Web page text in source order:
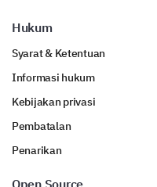
Hukum
Syarat & Ketentuan
Informasi hukum
Kebijakan privasi
Pembatalan
Penarikan